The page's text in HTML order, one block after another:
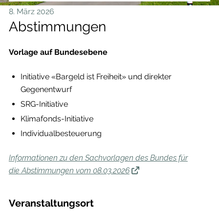
Abstimmungen
8. März 2026
Vorlage auf Bundesebene
Initiative «Bargeld ist Freiheit» und direkter
Gegenentwurf
SRG-Initiative
Klimafonds-Initiative
Individualbesteuerung
Informationen zu den Sachvorlagen des Bundes für
die Abstimmungen vom 08.03.2026
Veranstaltungsort